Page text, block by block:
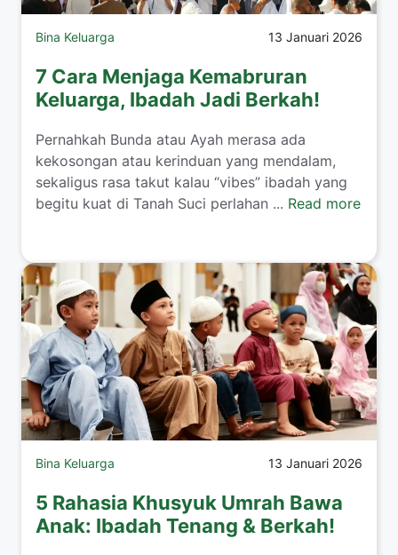
Bina Keluarga 13 Januari 2026
7 Cara Menjaga Kemabruran
Keluarga, Ibadah Jadi Berkah!
​Pernahkah Bunda atau Ayah merasa ada
kekosongan atau kerinduan yang mendalam,
sekaligus rasa takut kalau “vibes” ibadah yang
begitu kuat di Tanah Suci perlahan ... Read more
Bina Keluarga 13 Januari 2026
5 Rahasia Khusyuk Umrah Bawa
Anak: Ibadah Tenang & Berkah!